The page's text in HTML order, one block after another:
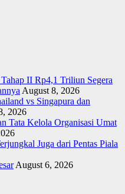
II Rp4,1 Triliun Segera
August 8, 2026
vs Singapura dan
2026
Tata Kelola Organisasi Umat
Juga dari Pentas Piala
August 6, 2026